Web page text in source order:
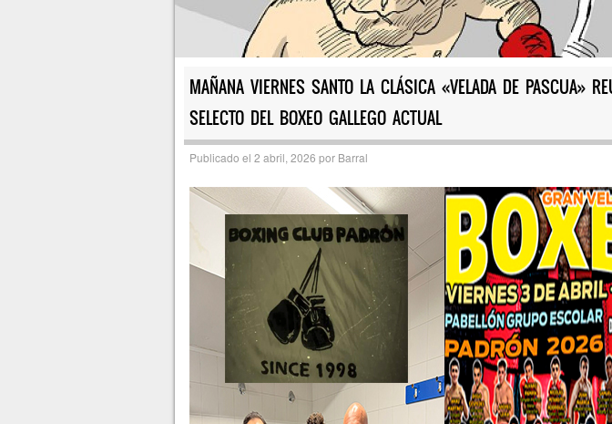
MAÑANA VIERNES SANTO LA CLÁSICA «VELADA DE PASCUA»
SELECTO DEL BOXEO GALLEGO ACTUAL
Publicado el 2 abril, 2026 por Barral